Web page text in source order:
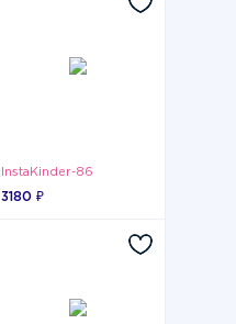
InstaKinder-86
3180 ₽